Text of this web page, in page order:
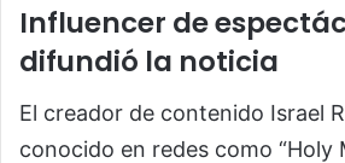
Influencer de
difundió la noticia
El creador de contenido Israel
conocido en redes como “Holy